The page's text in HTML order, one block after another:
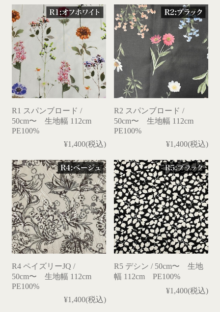
R1 スパンブロード /
50cm〜 生地幅 112cm
PE100%
¥1,400(税込)
R2 スパンブロード /
50cm〜 生地幅 112cm
PE100%
¥1,400(税込)
R4 ペイズリーJQ /
50cm〜 生地幅 112cm
PE100%
¥1,400(税込)
R5 デシン / 50cm〜 生地
幅 112cm PE100%
¥1,400(税込)